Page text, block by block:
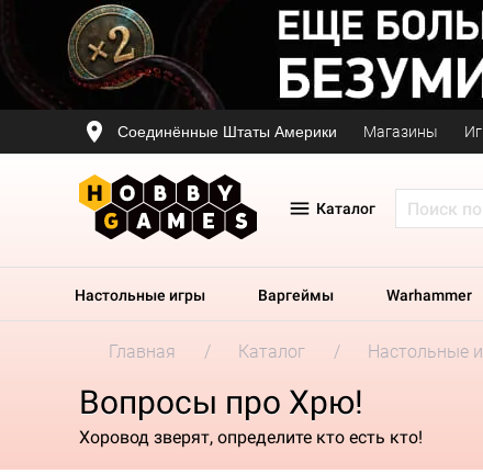
Соединённые Штаты Америки Магазины
Каталог
Настольные игры Варгеймы Warhammer
Главная Каталог Настольные
Вопросы про Хрю!
Хоровод зверят, определите кто есть кто!